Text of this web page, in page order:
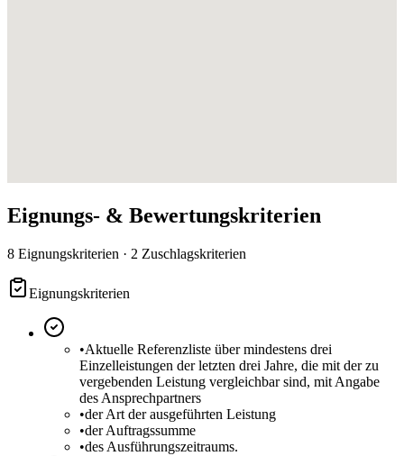
Eignungs- & Bewertungskriterien
8 Eignungskriterien · 2 Zuschlagskriterien
Eignungskriterien
•Aktuelle Referenzliste über mindestens drei
Einzelleistungen der letzten drei Jahre, die mit der zu
vergebenden Leistung vergleichbar sind, mit Angabe
des Ansprechpartners
•der Art der ausgeführten Leistung
•der Auftragssumme
•des Ausführungszeitraums.